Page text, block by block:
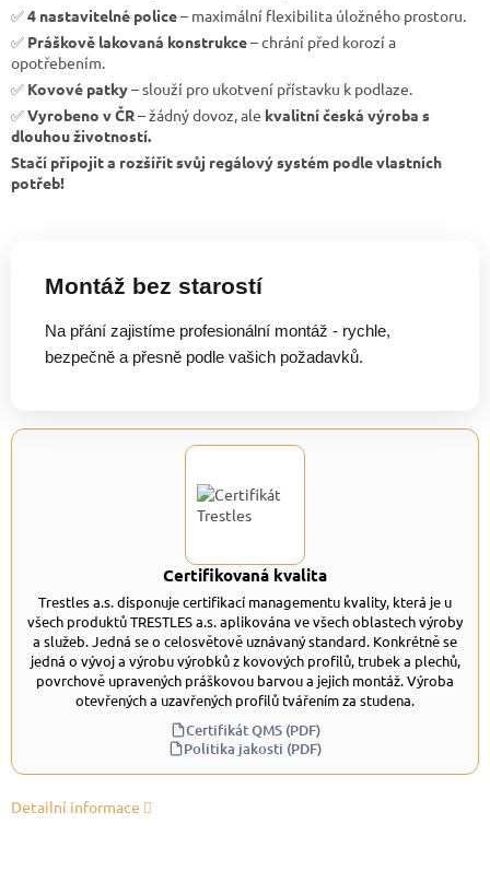
✅4 nastavitelné police– maximální flexibilita úložného prostoru.
✅ Práškově lakovaná konstrukce– chrání před korozí a
opotřebením.
✅ Kovové patky– slouží pro ukotvení přístavku k podlaze.
✅Vyrobeno v ČR– žádný dovoz, ale kvalitní česká výroba s
dlouhou životností.
Stačí připojit a rozšířit svůj regálový systém podle vlastních
potřeb!
Montáž bez starostí
Na přání zajistíme profesionální montáž - rychle,
bezpečně a přesně podle vašich požadavků.
Certifikovaná kvalita
Trestles a.s. disponuje certifikací managementu kvality, která je u
všech produktů TRESTLES a.s. aplikována ve všech oblastech výroby
a služeb. Jedná se o celosvětově uznávaný standard. Konkrétně se
jedná o vývoj a výrobu výrobků z kovových profilů, trubek a plechů,
povrchově upravených práškovou barvou a jejich montáž. Výroba
otevřených a uzavřených profilů tvářením za studena.
Certifikát QMS (PDF)
Politika jakosti (PDF)
Detailní informace